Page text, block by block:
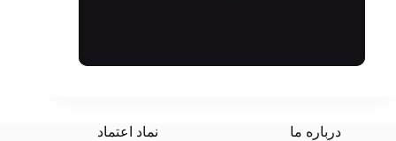
درباره ما
نماد اعتماد